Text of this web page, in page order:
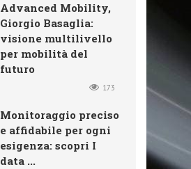
Advanced Mobility,
Giorgio Basaglia:
visione multilivello
per mobilità del
futuro
173
Monitoraggio preciso
e affidabile per ogni
esigenza: scopri I
data ...